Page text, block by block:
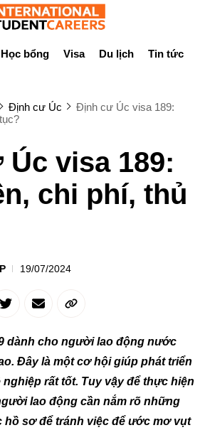
Học bổng Visa Du lịch Tin tức
Định cư Úc
Định cư Úc visa 189:
visa 189:
chi phí, thủ
19/07/2024
dành cho người lao động nước
Đây là một cơ hội giúp phát triển
rất tốt. Tuy vậy để thực hiện
lao động cần nắm rõ những
hồ sơ để tránh việc để ước mơ vụt